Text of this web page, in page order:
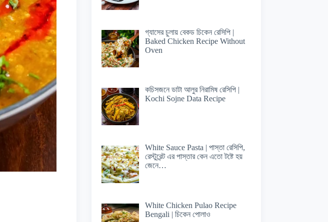
গ্যাসের চুলায় বেকড চিকেন রেসিপি |
Baked Chicken Recipe Without
Oven
কচিসজনে ডাটা আলুর নিরামিষ রেসিপি |
Kochi Sojne Data Recipe
White Sauce Pasta | পাস্তা রেসিপি,
রেস্টুরেন্ট এর পাস্তার কেন এতো টষ্টে হয়
জেনে…
White Chicken Pulao Recipe
Bengali | চিকেন পোলাও